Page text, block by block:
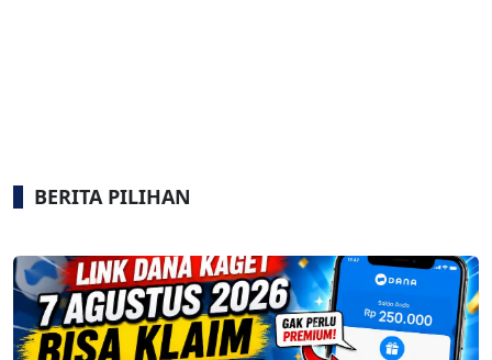
BERITA PILIHAN